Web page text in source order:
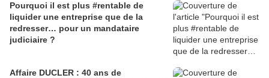
Pourquoi il est plus #rentable de
liquider une entreprise que de la
redresser… pour un mandataire
judiciaire ?
Affaire DUCLER : 40 ans de